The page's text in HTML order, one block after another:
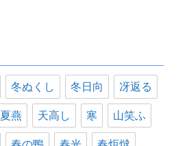
冬ぬくし 冬日向 冴返る
夏燕 天高し 寒 山笑ふ